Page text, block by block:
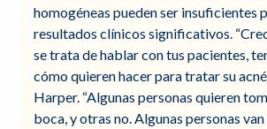
homogéneas pueden ser insuficientes
resultados clínicos significativos.
se trata de hablar con tus pacientes,
cómo quieren hacer para tratar su
Harper. “Algunas personas quieren
boca, y otras no. Algunas personas van